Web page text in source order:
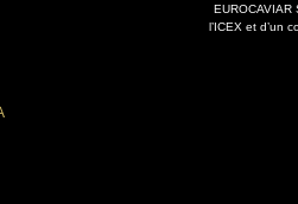
EUROCAVIAR
l’ICEX et d’un